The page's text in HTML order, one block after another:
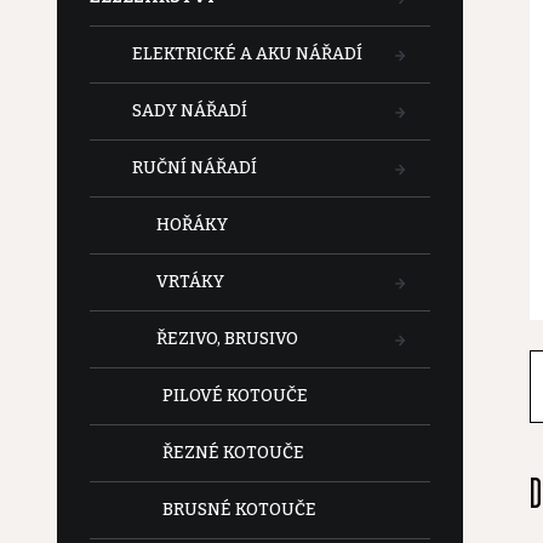
ELEKTRICKÉ A AKU NÁŘADÍ
SADY NÁŘADÍ
RUČNÍ NÁŘADÍ
HOŘÁKY
VRTÁKY
ŘEZIVO, BRUSIVO
PILOVÉ KOTOUČE
ŘEZNÉ KOTOUČE
BRUSNÉ KOTOUČE